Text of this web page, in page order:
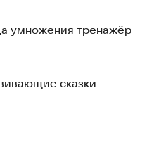
умножения тренажёр
сказки